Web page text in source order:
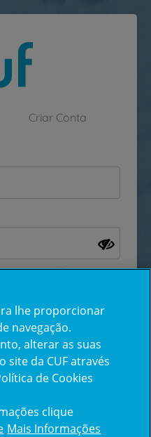
Criar Conta
password?
com a Apple
de Privacidade e Cookies
lhe proporcionar
navegação.
alterar as suas
site da CUF através
de Cookies
clique
Mais Informações